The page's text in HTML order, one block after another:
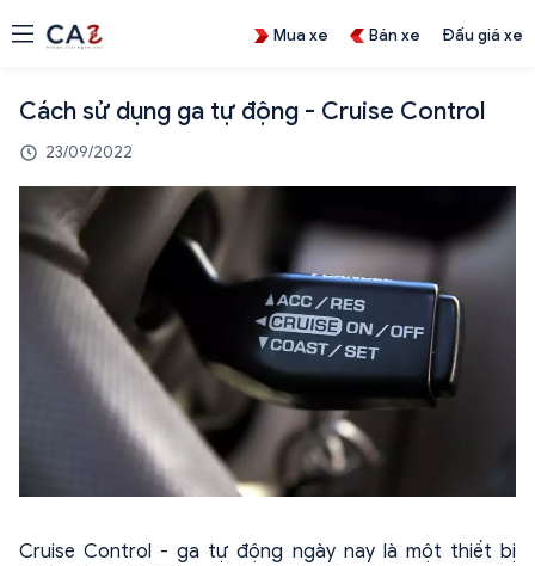
Mua xe Bán xe Đấu giá xe
Cách sử dụng ga tự động - Cruise Control
23/09/2022
Cruise Control - ga tự động ngày nay là một thiết bị